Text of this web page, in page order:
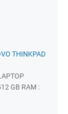
THINKPAD
GB RAM :